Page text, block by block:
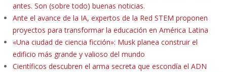
antes. Son (sobre todo) buenas noticias.
Ante el avance de la IA, expertos de la Red STEM proponen
proyectos para transformar la educación en América Latina
«Una ciudad de ciencia ficción»: Musk planea construir el
edificio más grande y valioso del mundo
Científicos descubren el arma secreta que escondía el ADN